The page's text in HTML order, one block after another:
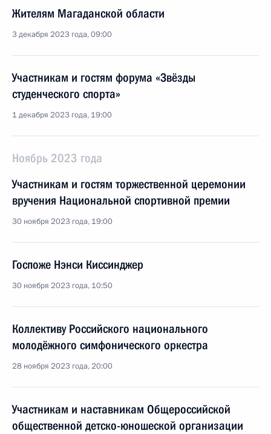
Жителям Магаданской области
3 декабря 2023 года, 09:00
Участникам и гостям форума «Звёзды
студенческого спорта»
1 декабря 2023 года, 19:00
Ноябрь 2023 года
Участникам и гостям торжественной церемонии
вручения Национальной спортивной премии
30 ноября 2023 года, 19:00
Госпоже Нэнси Киссинджер
30 ноября 2023 года, 10:50
Коллективу Российского национального
молодёжного симфонического оркестра
28 ноября 2023 года, 20:00
Участникам и наставникам Общероссийской
общественной детско-юношеской организации